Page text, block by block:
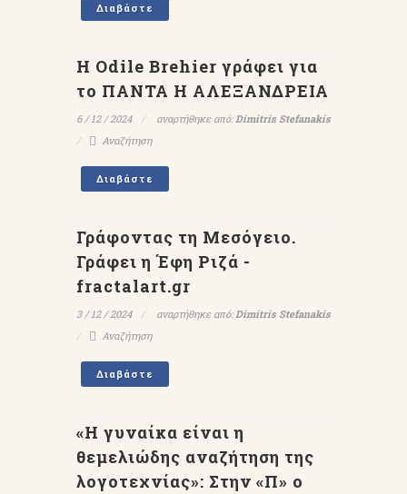
Διαβάστε
Η Odile Brehier γράφει για
το ΠΑΝΤΑ Η ΑΛΕΞΑΝΔΡΕΙΑ
6 / 12 / 2024 αναρτήθηκε από:Dimitris Stefanakis
Αναζήτηση
Διαβάστε
Γράφοντας τη Μεσόγειο.
Γράφει η Έφη Ριζά -
fractalart.gr
3 / 12 / 2024 αναρτήθηκε από:Dimitris Stefanakis
Αναζήτηση
Διαβάστε
«Η γυναίκα είναι η
θεμελιώδης αναζήτηση της
λογοτεχνίας»: Στην «Π» ο